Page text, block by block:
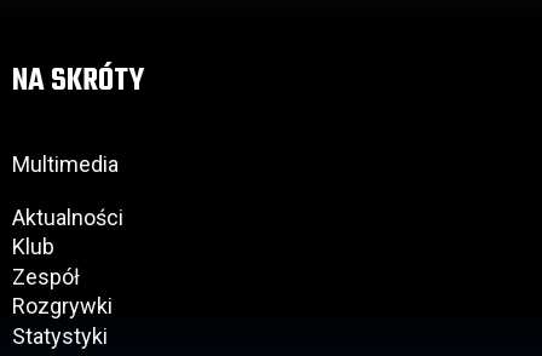
NA SKRÓTY
Multimedia
Aktualności
Klub
Zespół
Rozgrywki
Statystyki